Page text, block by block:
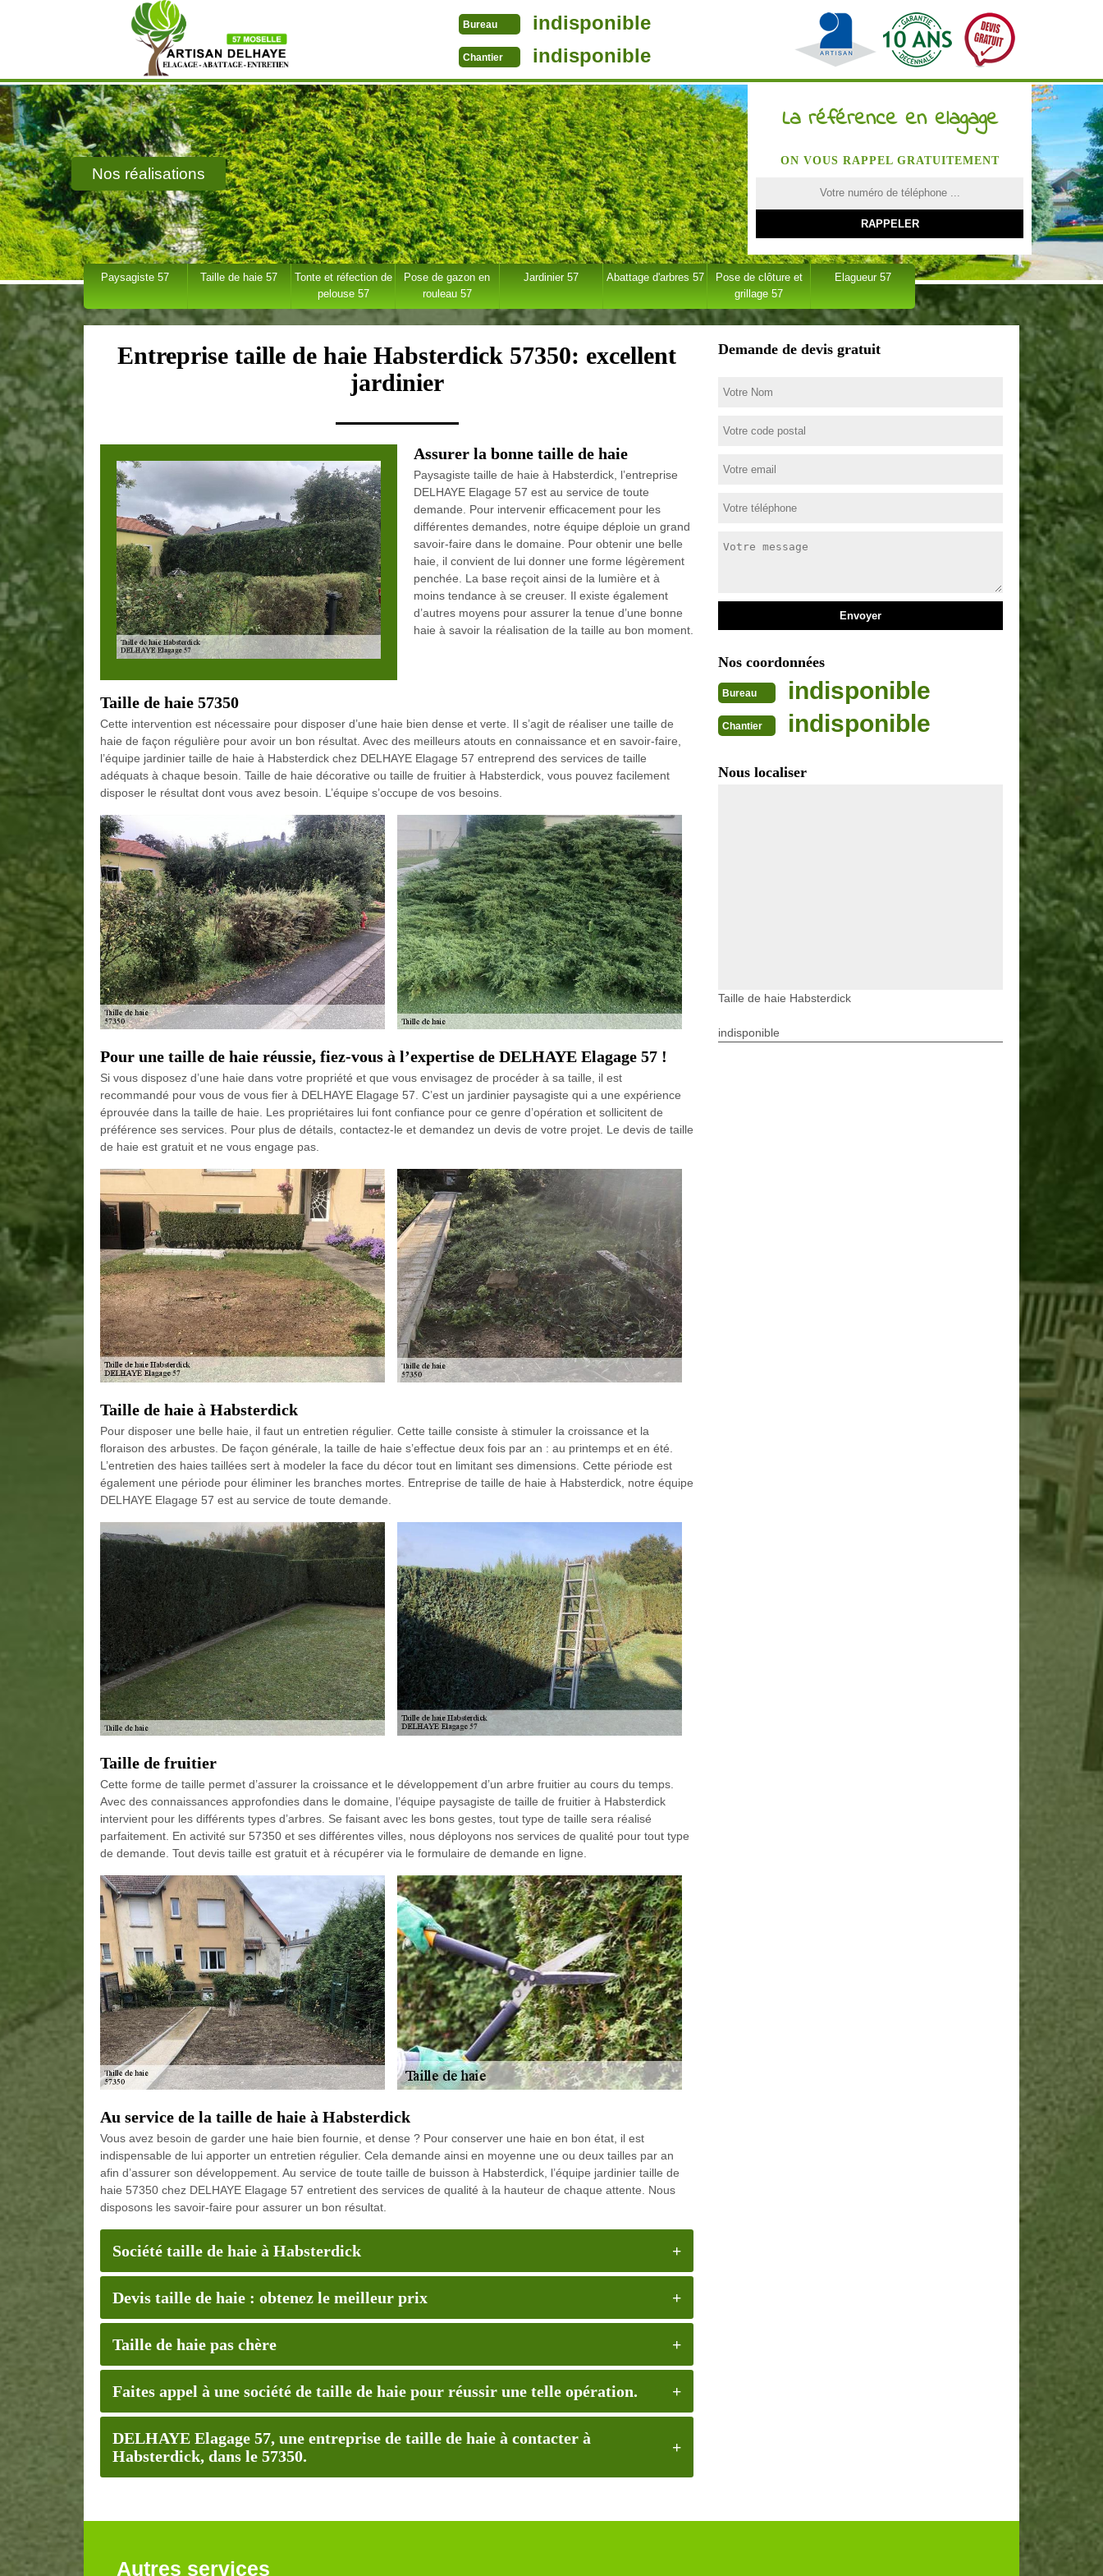
Bureau indisponible
Chantier indisponible
Nos réalisations
La référence en elagage
ON VOUS RAPPEL GRATUITEMENT
Paysagiste 57 Taille de haie 57
Tonte et réfection de
pelouse 57
Pose de gazon en
rouleau 57
Jardinier 57 Abattage d'arbres 57
Pose de clôture et
grillage 57
Elagueur 57
Entreprise taille de haie Habsterdick 57350: excellent
jardinier
Assurer la bonne taille de haie
Paysagiste taille de haie à Habsterdick, l’entreprise
DELHAYE Elagage 57 est au service de toute
demande. Pour intervenir efficacement pour les
différentes demandes, notre équipe déploie un grand
savoir-faire dans le domaine. Pour obtenir une belle
haie, il convient de lui donner une forme légèrement
penchée. La base reçoit ainsi de la lumière et à
moins tendance à se creuser. Il existe également
d’autres moyens pour assurer la tenue d’une bonne
haie à savoir la réalisation de la taille au bon moment.
Taille de haie 57350
Cette intervention est nécessaire pour disposer d’une haie bien dense et verte. Il s’agit de réaliser une taille de
haie de façon régulière pour avoir un bon résultat. Avec des meilleurs atouts en connaissance et en savoir-faire,
l’équipe jardinier taille de haie à Habsterdick chez DELHAYE Elagage 57 entreprend des services de taille
adéquats à chaque besoin. Taille de haie décorative ou taille de fruitier à Habsterdick, vous pouvez facilement
disposer le résultat dont vous avez besoin. L’équipe s’occupe de vos besoins.
Pour une taille de haie réussie, fiez-vous à l’expertise de DELHAYE Elagage 57 !
Si vous disposez d’une haie dans votre propriété et que vous envisagez de procéder à sa taille, il est
recommandé pour vous de vous fier à DELHAYE Elagage 57. C’est un jardinier paysagiste qui a une expérience
éprouvée dans la taille de haie. Les propriétaires lui font confiance pour ce genre d’opération et sollicitent de
préférence ses services. Pour plus de détails, contactez-le et demandez un devis de votre projet. Le devis de taille
de haie est gratuit et ne vous engage pas.
Taille de haie à Habsterdick
Pour disposer une belle haie, il faut un entretien régulier. Cette taille consiste à stimuler la croissance et la
floraison des arbustes. De façon générale, la taille de haie s’effectue deux fois par an : au printemps et en été.
L’entretien des haies taillées sert à modeler la face du décor tout en limitant ses dimensions. Cette période est
également une période pour éliminer les branches mortes. Entreprise de taille de haie à Habsterdick, notre équipe
DELHAYE Elagage 57 est au service de toute demande.
Taille de fruitier
Cette forme de taille permet d’assurer la croissance et le développement d’un arbre fruitier au cours du temps.
Avec des connaissances approfondies dans le domaine, l’équipe paysagiste de taille de fruitier à Habsterdick
intervient pour les différents types d’arbres. Se faisant avec les bons gestes, tout type de taille sera réalisé
parfaitement. En activité sur 57350 et ses différentes villes, nous déployons nos services de qualité pour tout type
de demande. Tout devis taille est gratuit et à récupérer via le formulaire de demande en ligne.
Au service de la taille de haie à Habsterdick
Vous avez besoin de garder une haie bien fournie, et dense ? Pour conserver une haie en bon état, il est
indispensable de lui apporter un entretien régulier. Cela demande ainsi en moyenne une ou deux tailles par an
afin d’assurer son développement. Au service de toute taille de buisson à Habsterdick, l’équipe jardinier taille de
haie 57350 chez DELHAYE Elagage 57 entretient des services de qualité à la hauteur de chaque attente. Nous
disposons les savoir-faire pour assurer un bon résultat.
Société taille de haie à Habsterdick
Devis taille de haie : obtenez le meilleur prix
Taille de haie pas chère
Faites appel à une société de taille de haie pour réussir une telle opération.
DELHAYE Elagage 57, une entreprise de taille de haie à contacter à
Habsterdick, dans le 57350.
Demande de devis gratuit
Nos coordonnées
Bureau indisponible
Chantier indisponible
Nous localiser
Taille de haie Habsterdick
indisponible
Autres services